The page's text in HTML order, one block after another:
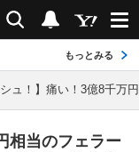
検索 通知
もっとみる
シュ！】痛い！3億8千
相当のフェラー